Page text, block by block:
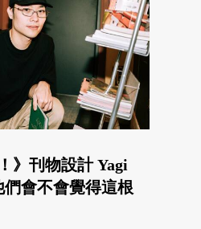
》刊物設計 Yagi
們會不會覺得這根